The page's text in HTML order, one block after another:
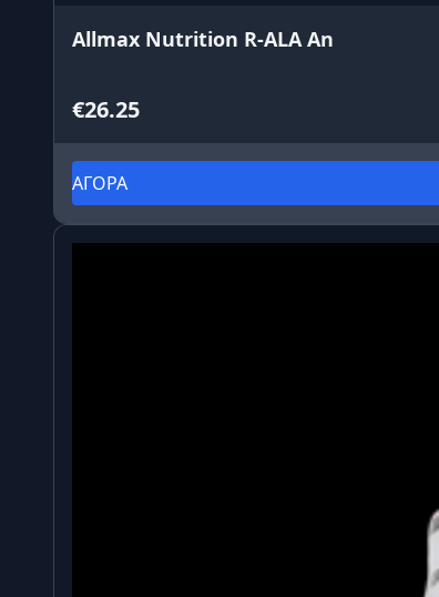
Allmax Nutrition R-ALA An
€26.25
ΑΓΟΡΑ